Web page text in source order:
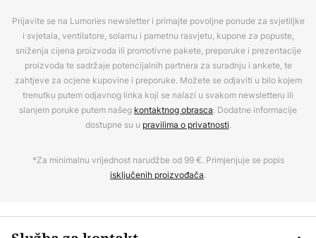
Prijavite se na Lumories newsletter i primajte povoljne ponude za svjetiljke
i svjetala, ventilatore, solarnu i pametnu rasvjetu, kupone za popuste,
sniženja cijena proizvoda ili promotivne pakete, preporuke i prezentacije
proizvoda te sadržaje potencijalnih partnera za suradnju i ankete, te
zahtjeve za ocjene kupovine i preporuke. Možete se odjaviti u bilo kojem
trenutku putem odjavnog linka koji se nalazi u svakom newsletteru ili
slanjem poruke putem našeg kontaktnog obrasca. Dodatne informacije
dostupne su u pravilima o privatnosti.
*Za minimalnu vrijednost narudžbe od 99 €. Primjenjuje se popis
isključenih proizvođača.